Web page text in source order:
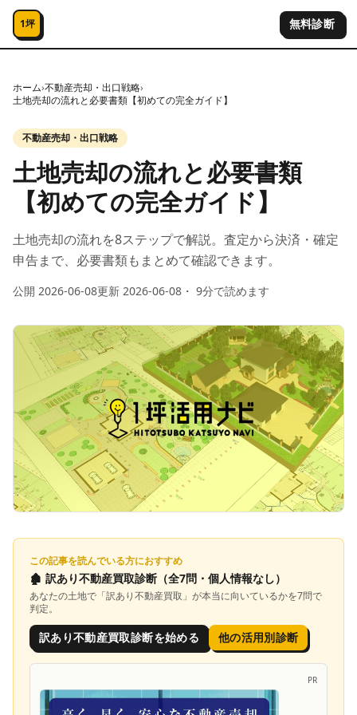
コンテンツへスキップ
1坪 無料診断
ホーム›不動産売却・出口戦略›
土地売却の流れと必要書類【初めての完全ガイド】
不動産売却・出口戦略
土地売却の流れと必要書類
【初めての完全ガイド】
土地売却の流れを8ステップで解説。査定から決済・確定
申告まで、必要書類もまとめて確認できます。
公開 2026-06-08更新 2026-06-08 ・ 9分で読めます
この記事を読んでいる方におすすめ
🏚️ 訳あり不動産買取診断 （全7問・個人情報なし）
あなたの土地で「訳あり不動産買取 」が本当に向いているかを7問で
判定。
訳あり不動産買取診断を始める 他の活用別診断
PR